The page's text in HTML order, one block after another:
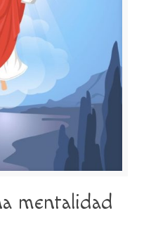
mentalidad